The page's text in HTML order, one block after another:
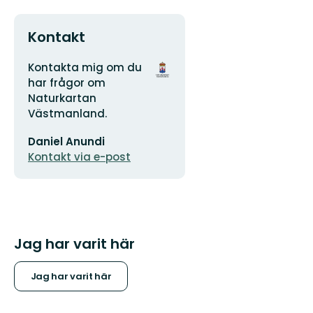
Kontakt
Adress
Kontakta mig om du
har frågor om
Naturkartan
Västmanland.
postadress
Daniel Anundi
Kontakt via e-post
Organisationens
logotyp
Jag har varit här
Jag har varit här